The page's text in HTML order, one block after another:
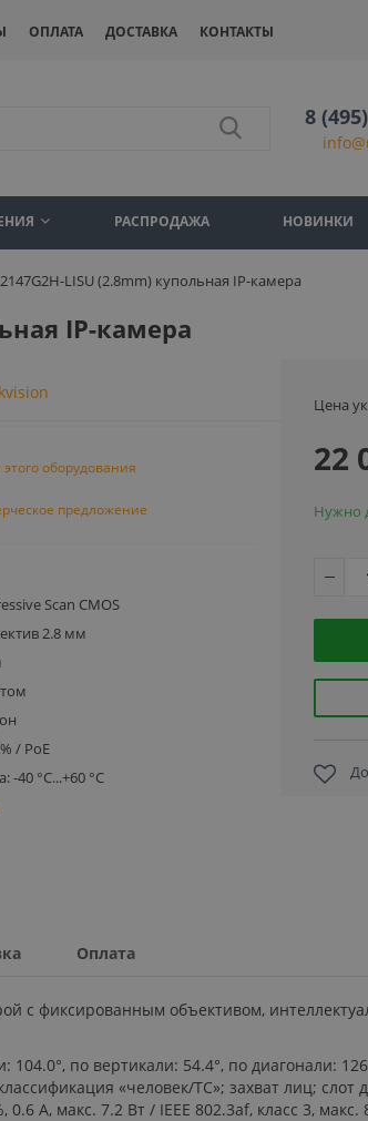
ОПЛАТА ДОСТАВКА КОНТАКТЫ
8
РАСПРОДАЖА НОВИНКИ
LISU (2.8mm) купольная IP-камера
IP-камера
оборудования
предложение
Scan CMOS
2.8 мм
/ PoE
-40 °C...+60 °C
Цена
22
Нужно
Оплата
c фиксированным объективом,
по вертикали: 54.4°, по диагонали:
«человек/ТС»; захват лиц; слот
А, макс. 7.2 Вт / IEEE 802.3af, класс 3, макс.